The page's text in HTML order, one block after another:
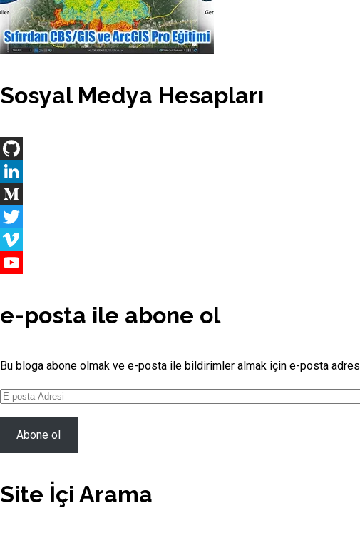
Sosyal Medya Hesapları
GitHub
LinkedIn
Medium
Twitter
Vimeo
Channel
e-posta ile abone ol
Bu bloga abone olmak ve e-posta ile bildirimler almak için e-posta
E-
posta
AdresiAbone ol
Site İçi Arama